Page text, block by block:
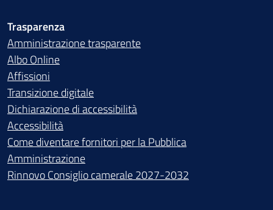
Trasparenza
Amministrazione trasparente
Albo Online
Affissioni
Transizione digitale
Dichiarazione di accessibilità
Accessibilità
Come diventare fornitori per la Pubblica
Amministrazione
Rinnovo Consiglio camerale 2027-2032